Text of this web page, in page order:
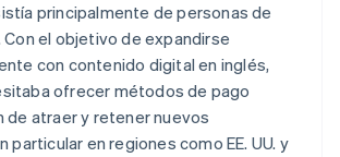
principalmente de personas de
Con el objetivo de expandirse
con contenido digital en inglés,
ofrecer métodos de pago
de atraer y retener nuevos
particular en regiones como EE. UU. y